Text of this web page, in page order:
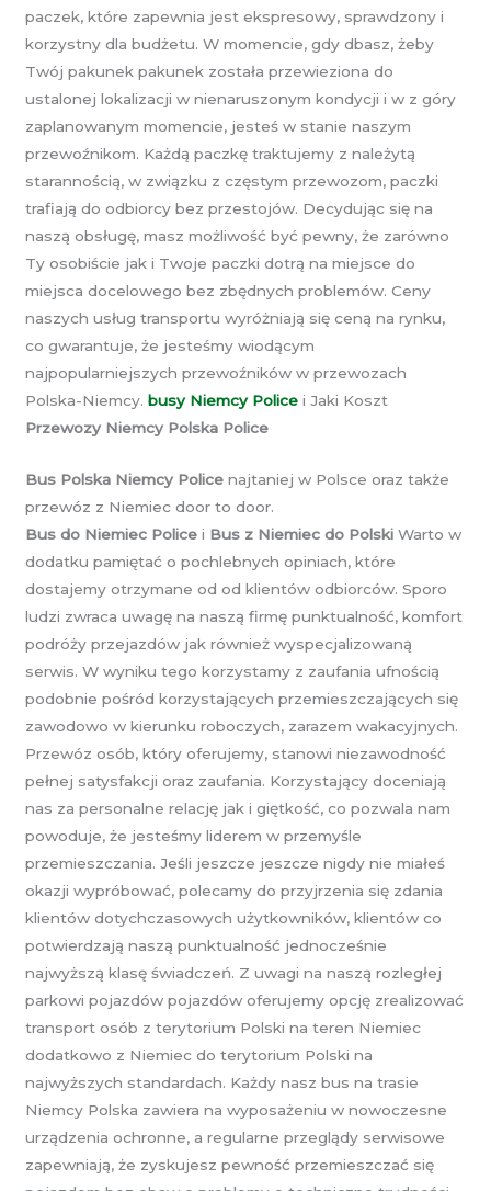
paczek, które zapewnia jest ekspresowy, sprawdzony i
korzystny dla budżetu. W momencie, gdy dbasz, żeby
Twój pakunek pakunek została przewieziona do
ustalonej lokalizacji w nienaruszonym kondycji i w z góry
zaplanowanym momencie, jesteś w stanie naszym
przewoźnikom. Każdą paczkę traktujemy z należytą
starannością, w związku z częstym przewozom, paczki
trafiają do odbiorcy bez przestojów. Decydując się na
naszą obsługę, masz możliwość być pewny, że zarówno
Ty osobiście jak i Twoje paczki dotrą na miejsce do
miejsca docelowego bez zbędnych problemów. Ceny
naszych usług transportu wyróżniają się ceną na rynku,
co gwarantuje, że jesteśmy wiodącym
najpopularniejszych przewoźników w przewozach
Polska-Niemcy. busy Niemcy Police i Jaki Koszt
Przewozy Niemcy Polska Police
Bus Polska Niemcy Police najtaniej w Polsce oraz także
przewóz z Niemiec door to door.
Bus do Niemiec Police i Bus z Niemiec do Polski Warto w
dodatku pamiętać o pochlebnych opiniach, które
dostajemy otrzymane od od klientów odbiorców. Sporo
ludzi zwraca uwagę na naszą firmę punktualność, komfort
podróży przejazdów jak również wyspecjalizowaną
serwis. W wyniku tego korzystamy z zaufania ufnością
podobnie pośród korzystających przemieszczających się
zawodowo w kierunku roboczych, zarazem wakacyjnych.
Przewóz osób, który oferujemy, stanowi niezawodność
pełnej satysfakcji oraz zaufania. Korzystający doceniają
nas za personalne relację jak i giętkość, co pozwala nam
powoduje, że jesteśmy liderem w przemyśle
przemieszczania. Jeśli jeszcze jeszcze nigdy nie miałeś
okazji wypróbować, polecamy do przyjrzenia się zdania
klientów dotychczasowych użytkowników, klientów co
potwierdzają naszą punktualność jednocześnie
najwyższą klasę świadczeń. Z uwagi na naszą rozległej
parkowi pojazdów pojazdów oferujemy opcję zrealizować
transport osób z terytorium Polski na teren Niemiec
dodatkowo z Niemiec do terytorium Polski na
najwyższych standardach. Każdy nasz bus na trasie
Niemcy Polska zawiera na wyposażeniu w nowoczesne
urządzenia ochronne, a regularne przeglądy serwisowe
zapewniają, że zyskujesz pewność przemieszczać się